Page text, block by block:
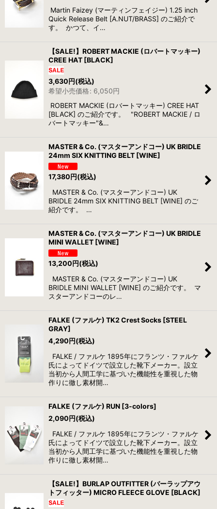
Martin Faizey (マーティンフェイジー) 1.25 inch
Quick Release Belt [A.NUT/BRASS] のご紹介で
す。 かつて、イ…
【SALE!】ROBERT MACKIE (ロバートマッキー)
CREE HAT [BLACK]
3,630円(税込)
希望小売価格: 6,050円
ROBERT MACKIE (ロバートマッキー) CREE HAT
[BLACK] のご紹介です。 "ROBERT MACKIE / ロ
バートマッキー"&…
MASTER & Co. (マスターアンドコー) UK BRIDLE
24mm SIX KNITTING BELT [WINE]
17,380円(税込)
MASTER & Co. (マスターアンドコー) UK
BRIDLE 24mm SIX KNITTING BELT [WINE] のご
紹介です。 …
MASTER & Co. (マスターアンドコー) UK BRIDLE
MINI WALLET [WINE]
13,200円(税込)
MASTER & Co. (マスターアンドコー) UK
BRIDLE MINI WALLET [WINE] のご紹介です。 マ
スターアンドコーのレ…
FALKE (ファルケ) TK2 Crest Socks [STEEL
GRAY]
4,290円(税込)
FALKE / ファルケ 1895年にフランツ・ファルケ
氏によってドイツで設立した靴下メーカー。設立
当初から人間工学に基づいた機能性を重視した物
作りに徹し素材開…
FALKE (ファルケ) RUN [3-colors]
2,090円(税込)
FALKE / ファルケ 1895年にフランツ・ファルケ
氏によってドイツで設立した靴下メーカー。設立
当初から人間工学に基づいた機能性を重視した物
作りに徹し素材開…
【SALE!】BURLAP OUTFITTER (バーラップアウ
トフィッター) MICRO FLEECE GLOVE [BLACK]